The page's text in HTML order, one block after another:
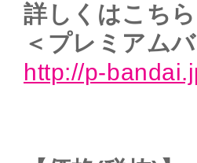
詳しくはこちら
＜プレミアム
http://p-